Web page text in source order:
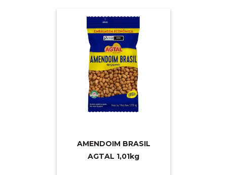
AMENDOIM BRASIL
AGTAL 1,01kg